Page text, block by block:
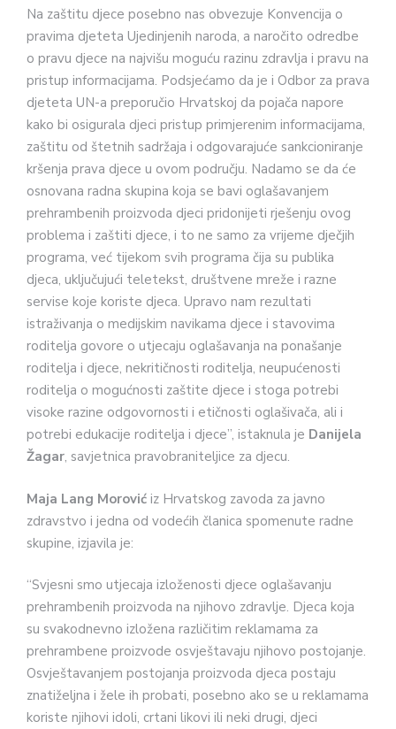
Na zaštitu djece posebno nas obvezuje Konvencija o
pravima djeteta Ujedinjenih naroda, a naročito odredbe
o pravu djece na najvišu moguću razinu zdravlja i pravu na
pristup informacijama. Podsjećamo da je i Odbor za prava
djeteta UN-a preporučio Hrvatskoj da pojača napore
kako bi osigurala djeci pristup primjerenim informacijama,
zaštitu od štetnih sadržaja i odgovarajuće sankcioniranje
kršenja prava djece u ovom području. Nadamo se da će
osnovana radna skupina koja se bavi oglašavanjem
prehrambenih proizvoda djeci pridonijeti rješenju ovog
problema i zaštiti djece, i to ne samo za vrijeme dječjih
programa, već tijekom svih programa čija su publika
djeca, uključujući teletekst, društvene mreže i razne
servise koje koriste djeca. Upravo nam rezultati
istraživanja o medijskim navikama djece i stavovima
roditelja govore o utjecaju oglašavanja na ponašanje
roditelja i djece, nekritičnosti roditelja, neupućenosti
roditelja o mogućnosti zaštite djece i stoga potrebi
visoke razine odgovornosti i etičnosti oglašivača, ali i
potrebi edukacije roditelja i djece”, istaknula je Danijela
Žagar, savjetnica pravobraniteljice za djecu.
Maja Lang Morović iz Hrvatskog zavoda za javno
zdravstvo i jedna od vodećih članica spomenute radne
skupine, izjavila je:
“Svjesni smo utjecaja izloženosti djece oglašavanju
prehrambenih proizvoda na njihovo zdravlje. Djeca koja
su svakodnevno izložena različitim reklamama za
prehrambene proizvode osvještavaju njihovo postojanje.
Osvještavanjem postojanja proizvoda djeca postaju
znatiželjna i žele ih probati, posebno ako se u reklamama
koriste njihovi idoli, crtani likovi ili neki drugi, djeci